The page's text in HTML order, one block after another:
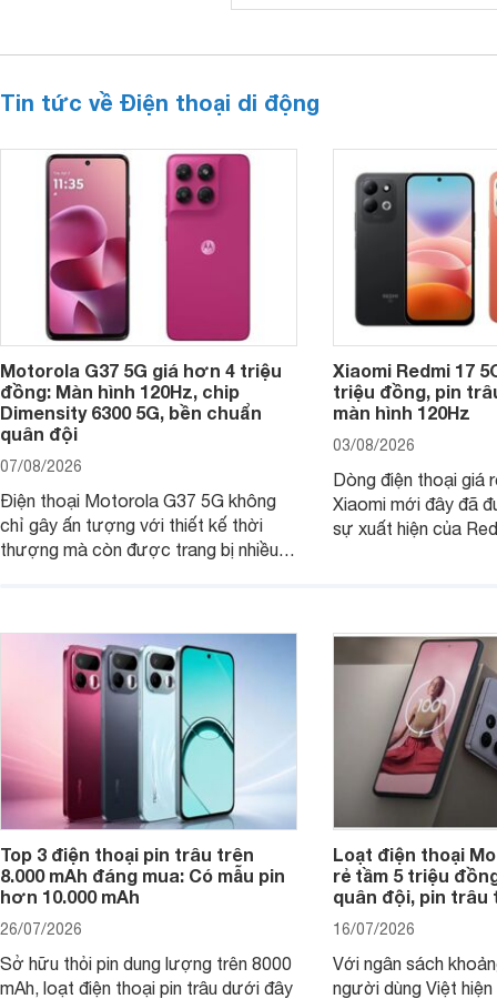
Tin tức về Điện thoại di động
Motorola G37 5G giá hơn 4 triệu
đồng: Màn hình 120Hz, chip
Dimensity 6300 5G, bền chuẩn
quân đội
07/08/2026
Điện thoại Motorola G37 5G không
chỉ gây ấn tượng với thiết kế thời
thượng mà còn được trang bị nhiều
Xiaomi Redmi 17
triệu đồng, pin
màn hình 120Hz
03/08/2026
Dòng điện thoại giá
Xiaomi mới đây đã
sự xuất hiện của
Top 3 điện thoại pin trâu trên
8.000 mAh đáng mua: Có mẫu pin
hơn 10.000 mAh
26/07/2026
Sở hữu thỏi pin dung lượng trên 8000
mAh, loạt điện thoại pin trâu dưới đây
Loạt điện thoại
rẻ tầm 5 triệu
quân đội, pin trâu
16/07/2026
Với ngân sách
người dùng Việt